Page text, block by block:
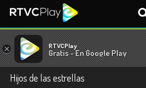
× RTVCPlay
Gratis - En Google Play
Hijos de las estrellas